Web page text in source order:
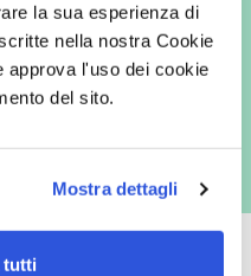
la sua esperienza di
nella nostra Cookie
approva l'uso dei cookie
del sito.
Mostra dettagli
tutti
personali per finalità
invio di comunicazioni
ad es. newsletter ed e-mail
e modalità tradizionali, quali ad